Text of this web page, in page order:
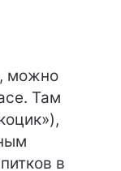
можно
Там
в